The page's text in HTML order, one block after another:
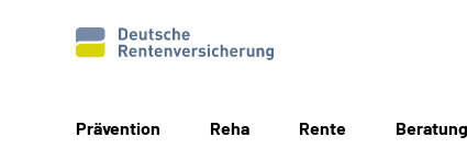
Prävention Reha Rente